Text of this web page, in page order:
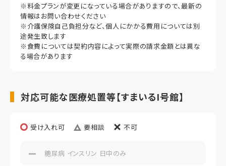
想定居住期間（償却年月数）
その他事項
※料金プランが変更になっている場合がありますので、最新の
情報はお問い合わせください
※介護保険自己負担分など、個人にかかる費用については別
途発生致します
※食費については契約内容によって実際の請求金額とは異な
る場合があります
対応可能な医療処置等【すまいるI号館】
受け入れ可 要相談 不可
糖尿病 インスリン 日中のみ